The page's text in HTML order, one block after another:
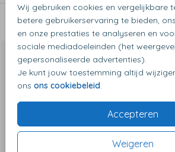
Wij gebruiken cookies en vergelijkbare
betere gebruikerservaring te bieden,
en onze prestaties te analyseren en
sociale mediadoeleinden (het
gepersonaliseerde advertenties).
Je kunt jouw toestemming altijd
ons ons cookiebeleid.
Accepteren
Weigeren
Dit vind je misschien ook leuk
Op diverse kleuren en maten